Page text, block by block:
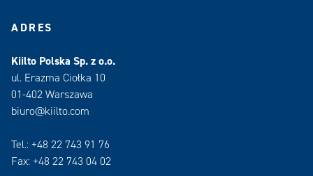
ADRES
Kiilto Polska Sp. z o.o.
ul. Erazma Ciołka 10
01-402 Warszawa
biuro@kiilto.com
Tel.: +48 22 743 91 76
Fax: +48 22 743 04 02